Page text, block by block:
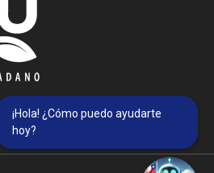
¡Hola! ¿Cómo puedo ayudarte
hoy?